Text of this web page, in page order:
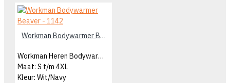
Workman Bodywarmer Beaver - 1142
Workman Heren Bodywarmer
Maat: S t/m 4XL
Kleur: Wit/Navy